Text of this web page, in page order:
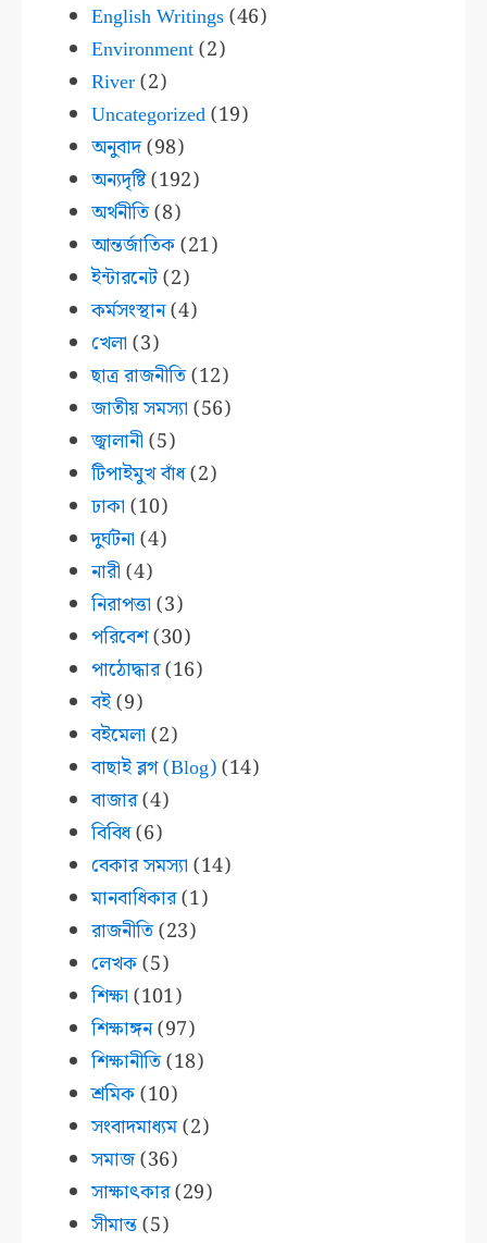
English Writings(46)
Environment(2)
River(2)
Uncategorized(19)
অনুবাদ(98)
অন্যদৃষ্টি(192)
অর্থনীতি(8)
আন্তর্জাতিক(21)
ইন্টারনেট(2)
কর্মসংস্থান(4)
খেলা (3)
ছাত্র রাজনীতি(12)
জাতীয় সমস্যা (56)
জ্বালানী (5)
টিপাইমুখ বাঁধ(2)
ঢাকা (10)
দুর্ঘটনা (4)
নারী (4)
নিরাপত্তা (3)
পরিবেশ(30)
পাঠোদ্ধার(16)
বই(9)
বইমেলা (2)
বাছাই ব্লগ (Blog)(14)
বাজার(4)
বিবিধ(6)
বেকার সমস্যা (14)
মানবাধিকার(1)
রাজনীতি(23)
লেখক(5)
শিক্ষা (101)
শিক্ষাঙ্গন(97)
শিক্ষানীতি(18)
শ্রমিক(10)
সংবাদমাধ্যম(2)
সমাজ(36)
সাক্ষাৎকার(29)
সীমান্ত(5)